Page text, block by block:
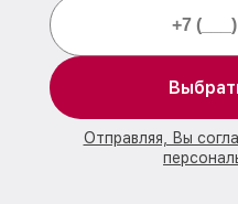
Отправляя, Вы